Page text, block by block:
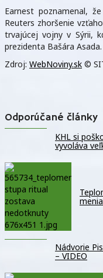
Earnest poznamenal,
Reuters zhoršenie
trvajúcej vojny v Sýrii,
prezidenta Bašára Asada.
Zdroj: WebNoviny.sk ©
Odporúčané články
KHL si
vyvoláva
Nádvorie
– VIDEO